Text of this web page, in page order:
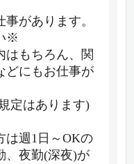
があります。
※
はもちろん、関
どにもお仕事が
定はあります)
は週1日～OKの
、夜勤(深夜)が